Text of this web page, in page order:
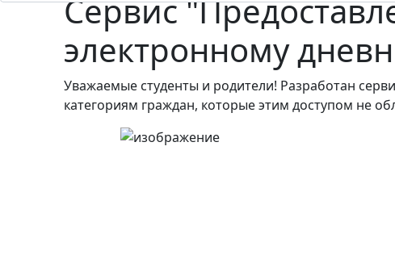
Сервис
электронному
Уважаемые студенты и родители! Разработан
категориям граждан, которые этим доступом не